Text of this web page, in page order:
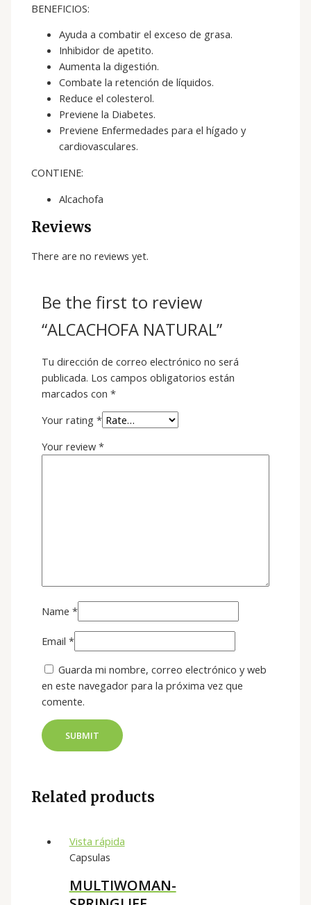
BENEFICIOS:
Ayuda a combatir el exceso de grasa.
Inhibidor de apetito.
Aumenta la digestión.
Combate la retención de líquidos.
Reduce el colesterol.
Previene la Diabetes.
Previene Enfermedades para el hígado y
cardiovasculares.
CONTIENE:
Alcachofa
Reviews
There are no reviews yet.
Be the first to review
“ALCACHOFA NATURAL”
Tu dirección de correo electrónico no será
publicada. Los campos obligatorios están
marcados con *
Your rating *
Your review *
Name *
Email *
Guarda mi nombre, correo electrónico y web
en este navegador para la próxima vez que
comente.
Related products
Vista rápida
Capsulas
MULTIWOMAN-